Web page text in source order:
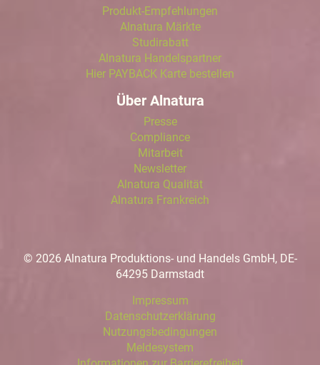
Produkt-Empfehlungen
Alnatura Märkte
Studirabatt
Alnatura Handelspartner
Hier PAYBACK Karte bestellen
Über Alnatura
Presse
Compliance
Mitarbeit
Newsletter
Alnatura Qualität
Alnatura Frankreich
© 2026 Alnatura Produktions- und Handels GmbH, DE-
64295 Darmstadt
Impressum
Datenschutzerklärung
Nutzungsbedingungen
Meldesystem